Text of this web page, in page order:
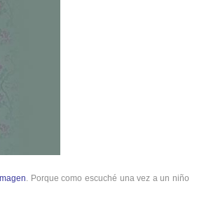
. Porque como escuché una vez a un niño